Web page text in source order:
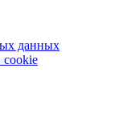
данных
cookie